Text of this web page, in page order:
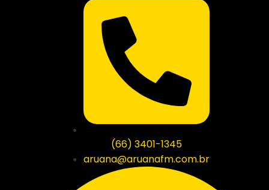
(66) 3401-1345
aruana@aruanafm.com.br